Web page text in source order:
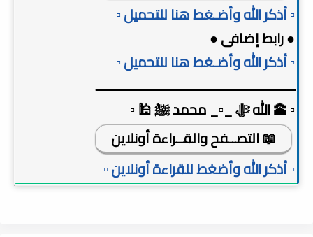
▫️ أذكر الله وأضـغط هنا للتحميل ▫️
● رابط إضافى ●
▫️ أذكر الله وأضـغط هنا للتحميل ▫️
ـــــــــــــــــــــــــــــــــــــــــــــــــــــــــ
▫️ 🕋 الله ﷻ _▫️_ محمد ﷺ 🕌 ▫️
📖 التصــفح والقــراءة أونلاين
▫️ أذكر الله وأضغط للقراءة أونلاين ▫️